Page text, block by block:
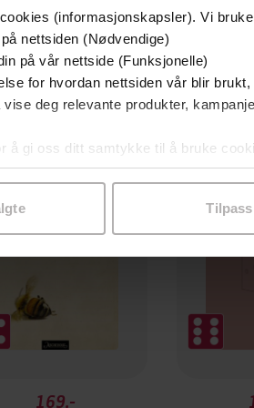
(informasjonskapsler). Vi
nettsiden (Nødvendige)
på vår nettside (Funksjonelle)
for hvordan nettsiden vår blir
deg relevante produkter,
å gi oss ditt samtykke til å bruke
ved å klikke på «Tilpass». Du
Tilpass
169,-